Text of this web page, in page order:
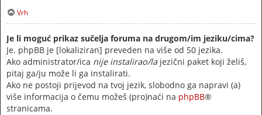
Vrh
Je li moguć prikaz sučelja foruma na drugom/im jeziku/cima?
Je. phpBB je [lokaliziran] preveden na više od 50 jezika.
Ako administrator/ica nije instalirao/lajezični paket koji želiš,
pitaj ga/ju može li ga instalirati.
Ako ne postoji prijevod na tvoj jezik, slobodno ga napravi (a)
više informacija o čemu možeš (pro)naći na phpBB®
stranicama.